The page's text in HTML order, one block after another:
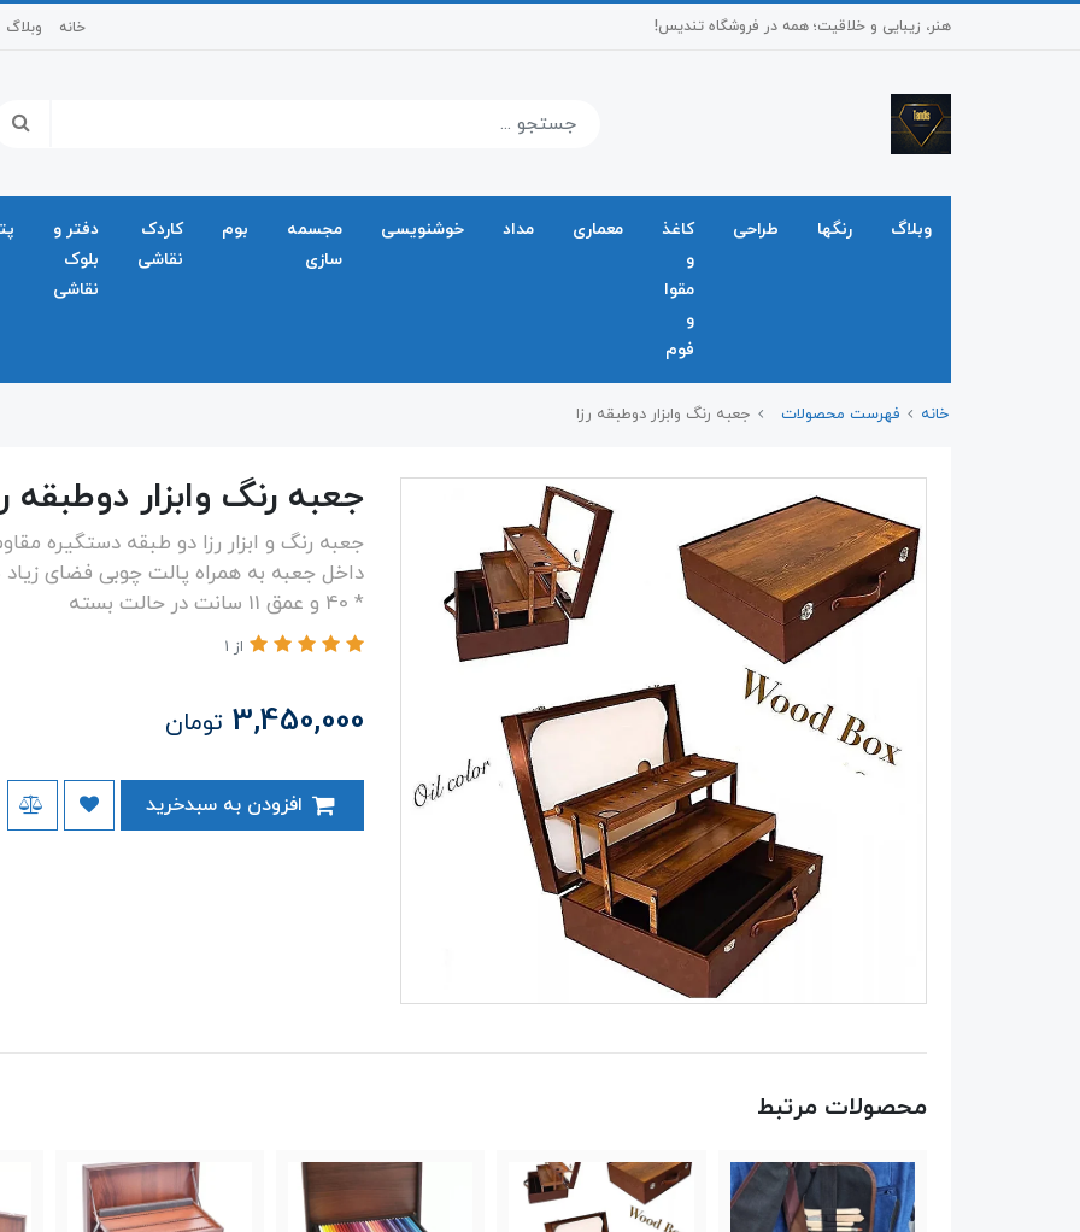
هنر، زیبایی و خلاقیت؛ همه در فروشگاه تندیس! خانه وبلاگ
وبلاگ رنگها طراحی
کاغذ
و
مقوا
و
فوم
معماری مداد خوشنویسی
مجسمه
سازی
بوم
کاردک
نقاشی
دفتر و
بلوک
نقاشی
خانه فهرست محصولات جعبه رنگ وابزار دوطبقه رزا
جعبه رنگ وابزار دوطبقه
جعبه رنگ و ابزار رزا دو طبقه دستگیره
* 40 و عمق 11 سانت در حالت بسته
از 1
3,450,000 تومان
محصولات مرتبط